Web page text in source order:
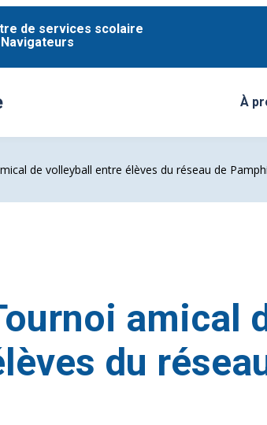
de services scolaire
À
de volleyball entre élèves du réseau de
amical
du